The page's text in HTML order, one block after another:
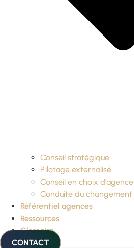
Conseil stratégique
Pilotage externalisé
Conseil en choix d’agence
Conduite du changement
Référentiel agences
Ressources
Glossaire
CONTACT